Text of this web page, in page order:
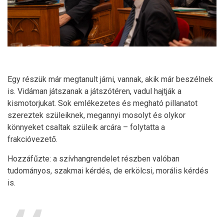
Egy részük már megtanult járni, vannak, akik már beszélnek
is. Vidáman játszanak a játszótéren, vadul hajtják a
kismotorjukat. Sok emlékezetes és megható pillanatot
szereztek szüleiknek, megannyi mosolyt és olykor
könnyeket csaltak szüleik arcára – folytatta a
frakcióvezető.
Hozzáfűzte: a szívhangrendelet részben valóban
tudományos, szakmai kérdés, de erkölcsi, morális kérdés
is.